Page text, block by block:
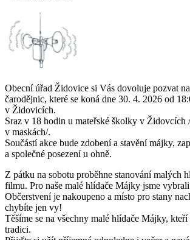
Obecní úřad Židovice si Vás dovoluje pozvat
čarodějnic, které se koná dne 30. 4. 2026 od
v Židovicích.
Sraz v 18 hodin u mateřské školky v Židovcích
v maskách/.
Součástí akce bude zdobení a stavění májky,
a společné posezení u ohně.
Z pátku na sobotu proběhne stanování malých
filmu. Pro naše malé hlídače Májky jsme
Občerstvení je nakoupeno a místo pro stany
chybíte jen vy!
Těšíme se na všechny malé hlídače Májky,
tradici.